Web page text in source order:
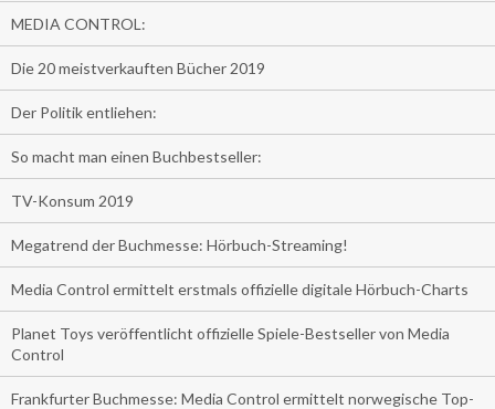
MEDIA CONTROL:
Die 20 meistverkauften Bücher 2019
Der Politik entliehen:
So macht man einen Buchbestseller:
TV-Konsum 2019
Megatrend der Buchmesse: Hörbuch-Streaming!
Media Control ermittelt erstmals offizielle digitale Hörbuch-Charts
Planet Toys veröffentlicht offizielle Spiele-Bestseller von Media
Control
Frankfurter Buchmesse: Media Control ermittelt norwegische Top-